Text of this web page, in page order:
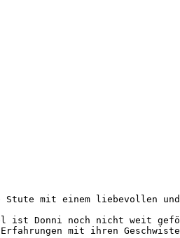
Stute mit einem liebevollen
ist Donni noch nicht weit
mit ihren